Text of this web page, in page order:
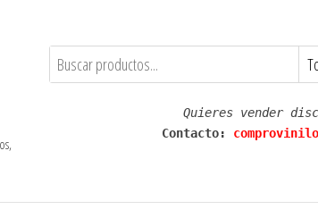
Quieres vender
Contacto: